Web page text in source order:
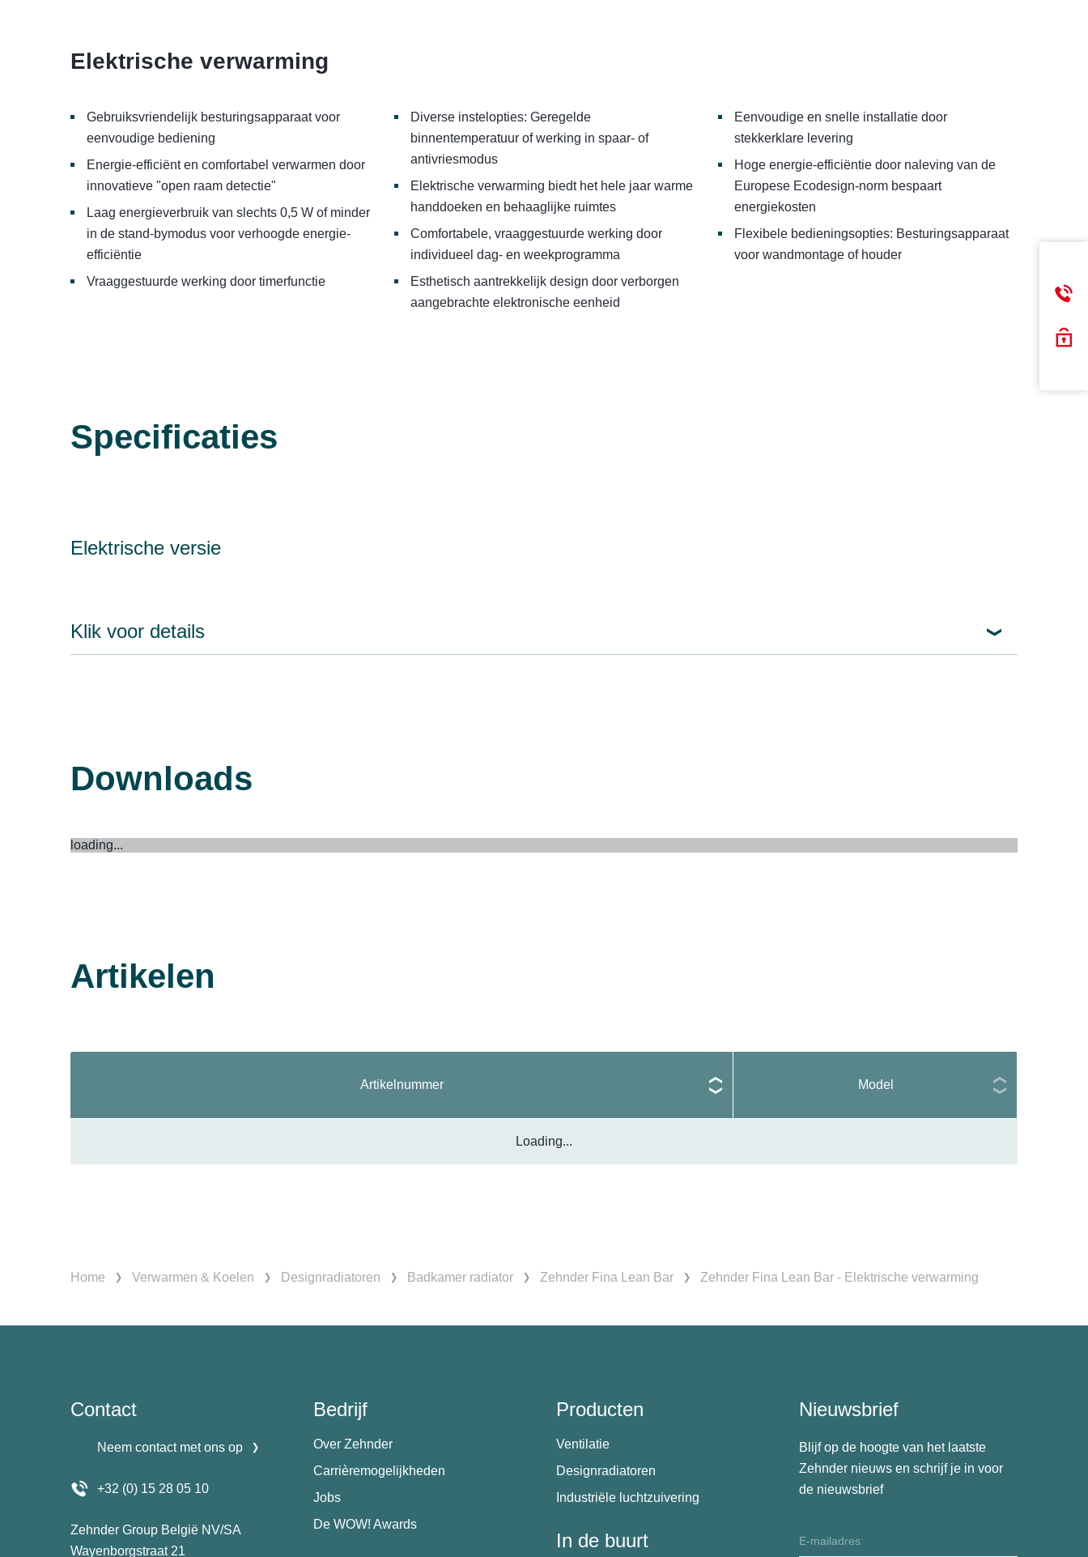
Elektrische verwarming
Gebruiksvriendelijk besturingsapparaat voor
eenvoudige bediening
Energie-efficiënt en comfortabel verwarmen door
innovatieve "open raam detectie"
Laag energieverbruik van slechts 0,5 W of minder
in de stand-bymodus voor verhoogde energie-
efficiëntie
Vraaggestuurde werking door timerfunctie
Diverse instelopties: Geregelde
binnentemperatuur of werking in spaar- of
antivriesmodus
Elektrische verwarming biedt het hele jaar warme
handdoeken en behaaglijke ruimtes
Comfortabele, vraaggestuurde werking door
individueel dag- en weekprogramma
Esthetisch aantrekkelijk design door verborgen
aangebrachte elektronische eenheid
Eenvoudige en snelle installatie door
stekkerklare levering
Hoge energie-efficiëntie door naleving van de
Europese Ecodesign-norm bespaart
energiekosten
Flexibele bedieningsopties: Besturingsapparaat
voor wandmontage of houder
Specificaties
Elektrische versie
Klik voor details
Downloads
loading...
Artikelen
Artikelnummer Model
Loading...
Home Verwarmen & Koelen Designradiatoren Badkamer radiator Zehnder Fina Lean Bar Zehnder Fina Lean Bar - Elektrische verwarming
Contact
Neem contact met ons op
+32 (0) 15 28 05 10
Zehnder Group België NV/SA
Wayenborgstraat 21
Bedrijf
Over Zehnder
Carrièremogelijkheden
Jobs
De WOW! Awards
Producten
Ventilatie
Designradiatoren
Industriële luchtzuivering
In de buurt
Nieuwsbrief
Blijf op de hoogte van het laatste
Zehnder nieuws en schrijf je in voor
de nieuwsbrief